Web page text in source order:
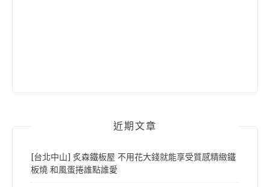
近期文章
[台北中山] 炙森鐵板屋 不用花大錢就能享受質感精緻鐵
板燒 和風蛋捲誰點誰愛